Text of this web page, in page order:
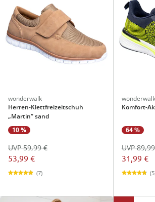
wonderwalk
Herren-Klettfreizeitschuh
„Martin“ sand
10 %
53,99 €
UVP 59,99 €
(7)
wonderwalk
Komfort-
64 %
31,99 €
UVP